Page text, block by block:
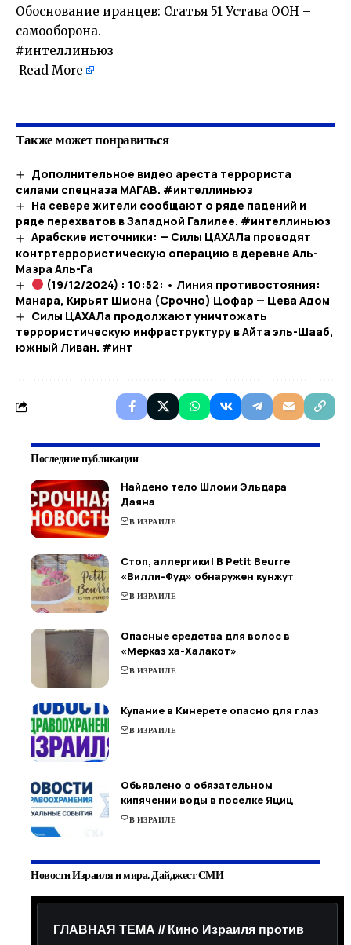
Обоснование иранцев: Статья 51 Устава ООН –
самооборона.
#интеллиньюз
Read More
Также может понравиться
Дополнительное видео ареста террориста
силами спецназа МАГАВ. #интеллиньюз
На севере жители сообщают о ряде падений и
ряде перехватов в Западной Галилее. #интеллиньюз
Арабские источники: — Силы ЦАХАЛа проводят
контртеррористическую операцию в деревне Аль-
Мазра Аль-Га
(19/12/2024) : 10:52: • Линия противостояния:
Манара, Кирьят Шмона (Срочно) Цофар — Цева Адом
Силы ЦАХАЛа продолжают уничтожать
террористическую инфраструктуру в Айта эль-Шааб,
южный Ливан. #инт
Последние публикации
Найдено тело Шломи Эльдара
Даяна
В ИЗРАИЛЕ
Стоп, аллергики! В Petit Beurre
«Вилли-Фуд» обнаружен кунжут
В ИЗРАИЛЕ
Опасные средства для волос в
«Мерказ ха-Халакот»
В ИЗРАИЛЕ
Купание в Кинерете опасно для глаз
В ИЗРАИЛЕ
Объявлено о обязательном
кипячении воды в поселке Яциц
В ИЗРАИЛЕ
Новости Израиля и мира. Дайджест СМИ